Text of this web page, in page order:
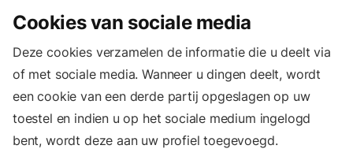
Cookies van sociale media
Deze cookies verzamelen de informatie die u deelt via
of met sociale media. Wanneer u dingen deelt, wordt
een cookie van een derde partij opgeslagen op uw
toestel en indien u op het sociale medium ingelogd
bent, wordt deze aan uw profiel toegevoegd.